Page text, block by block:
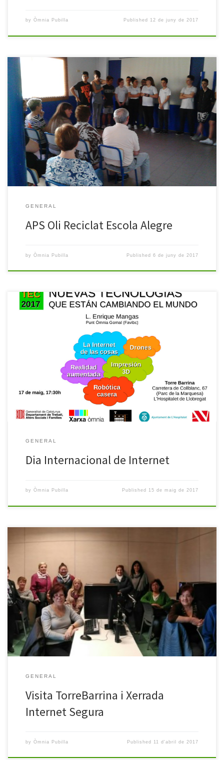
by Òmnia Pubilla Published 12 de juny de 2017
Des de l’Escola Alegre de L’Hospitalet, és una tradició treballar
cada any amb els alumnes de l’ESO els efectes i conseqüències
del reciclatge de l’oli. Des de l’Escola fan tot un procés
d’aprenentatge de quines són les opcions que hi ha per a
reutilitzar l’oli usat o on dipositar-ho si […]
GENERAL
APS Oli Reciclat Escola Alegre
by Òmnia Pubilla Published6 de juny de 2017
El proper dimecres 17 de Maig, en motiu del Dia Internacional de
Internet, els Punts Òmnia de L’Hospitalet hem organitzat una
Xerrada sobre les “Noves tecnologies que estan canviant el món”,
a càrrec d’en L.Enrique Mangas, dinamitzador del Punt Òmnia del
Gornal. La trobada tindrà lloc a les 17:30h al Centre […]
GENERAL
Dia Internacional de Internet
by Òmnia Pubilla Published 15 de maig de 2017
Com cada trimestre vam voler acomiadar-nos amb una sortida.
Aquesta vegada va guanyar TorreBarrina, un espai multimèdia
molt aprop de casa i amb gran varietat de cursos i espais a l’abast
de tothom. Primer vam assistir a una xerrada sobre Internet
Segura, donada per un professional de l’àmbit ciberseguretat, i
[…]
GENERAL
Visita TorreBarrina i Xerrada
Internet Segura
by Òmnia Pubilla Published 11 d'abril de 2017